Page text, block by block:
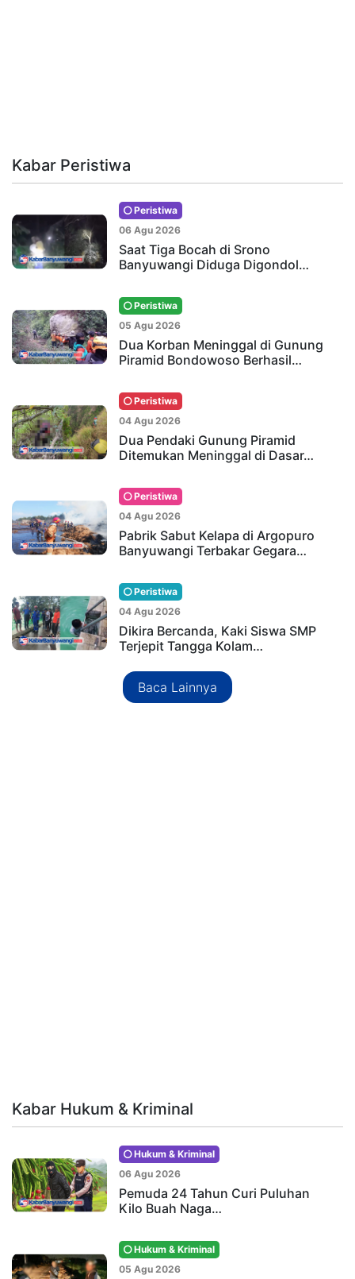
Kabar Peristiwa
Peristiwa
06 Agu 2026
Saat Tiga Bocah di Srono
Banyuwangi Diduga Digondol…
Peristiwa
05 Agu 2026
Dua Korban Meninggal di Gunung
Piramid Bondowoso Berhasil…
Peristiwa
04 Agu 2026
Dua Pendaki Gunung Piramid
Ditemukan Meninggal di Dasar…
Peristiwa
04 Agu 2026
Pabrik Sabut Kelapa di Argopuro
Banyuwangi Terbakar Gegara…
Peristiwa
04 Agu 2026
Dikira Bercanda, Kaki Siswa SMP
Terjepit Tangga Kolam…
Baca Lainnya
Kabar Hukum & Kriminal
Hukum & Kriminal
06 Agu 2026
Pemuda 24 Tahun Curi Puluhan
Kilo Buah Naga…
Hukum & Kriminal
05 Agu 2026